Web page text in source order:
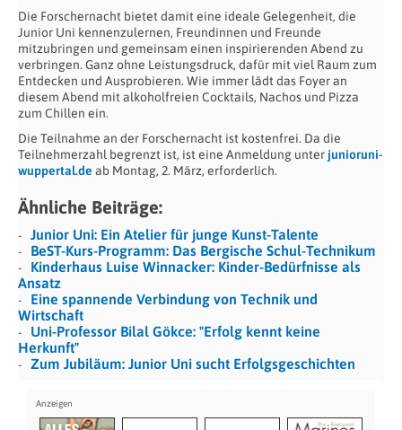
Die Forschernacht bietet damit eine ideale Gelegenheit, die
Junior Uni kennenzulernen, Freundinnen und Freunde
mitzubringen und gemeinsam einen inspirierenden Abend zu
verbringen. Ganz ohne Leistungsdruck, dafür mit viel Raum zum
Entdecken und Ausprobieren. Wie immer lädt das Foyer an
diesem Abend mit alkoholfreien Cocktails, Nachos und Pizza
zum Chillen ein.
Die Teilnahme an der Forschernacht ist kostenfrei. Da die
Teilnehmerzahl begrenzt ist, ist eine Anmeldung unter junioruni-
wuppertal.de ab Montag, 2. März, erforderlich.
Ähnliche Beiträge:
Junior Uni: Ein Atelier für junge Kunst-Talente
BeST-Kurs-Programm: Das Bergische Schul-Technikum
Kinderhaus Luise Winnacker: Kinder-Bedürfnisse als
Ansatz
Eine spannende Verbindung von Technik und
Wirtschaft
Uni-Professor Bilal Gökce: "Erfolg kennt keine
Herkunft"
Zum Jubiläum: Junior Uni sucht Erfolgsgeschichten